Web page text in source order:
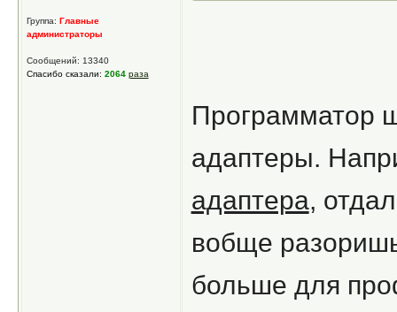
Группа: Главные
администраторы
Сообщений: 13340
Спасибо сказали: 2064 раза
Программатор
адаптеры.
адаптера,
вобще
больше для